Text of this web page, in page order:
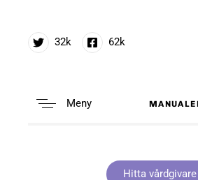
32k 62k
Meny
Hitta vårdgivare